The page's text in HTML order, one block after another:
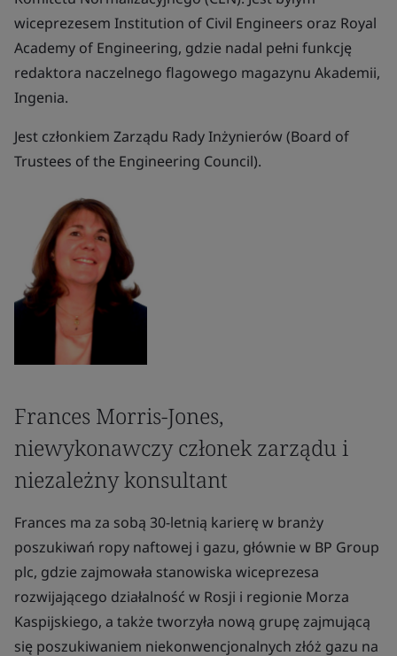
wiceprezesem Institution of Civil Engineers oraz Royal
Academy of Engineering, gdzie nadal pełni funkcję
redaktora naczelnego flagowego magazynu Akademii,
Ingenia.
Jest członkiem Zarządu Rady Inżynierów (Board of
Trustees of the Engineering Council).
Frances Morris-Jones,
niewykonawczy członek zarządu i
niezależny konsultant
Frances ma za sobą 30-letnią karierę w branży
poszukiwań ropy naftowej i gazu, głównie w BP Group
plc, gdzie zajmowała stanowiska wiceprezesa
rozwijającego działalność w Rosji i regionie Morza
Kaspijskiego, a także tworzyła nową grupę zajmującą
się poszukiwaniem niekonwencjonalnych złóż gazu na